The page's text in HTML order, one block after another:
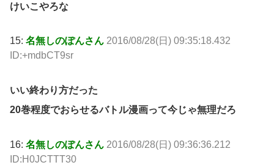
けいこやろな
15: 名無しのぽんさん 2016/08/28(日) 09:35:18.432
ID:+mdbCT9sr
いい終わり方だった
20巻程度でおらせるバトル漫画って今じゃ無理だろ
16: 名無しのぽんさん 2016/08/28(日) 09:36:36.212
ID:H0JCTTT30